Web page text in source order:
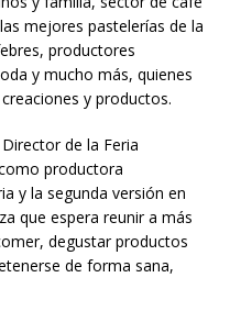
mejores pastelerías de la
productores
y mucho más, quienes
y productos.
de la Feria
productora
y la segunda versión en
que espera reunir a más
degustar productos
de forma sana,